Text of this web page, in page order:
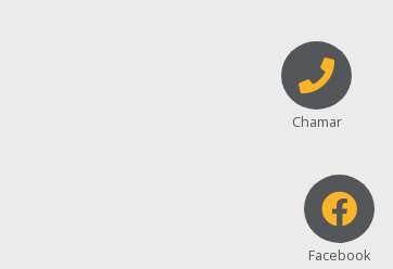
Chamar
Facebook